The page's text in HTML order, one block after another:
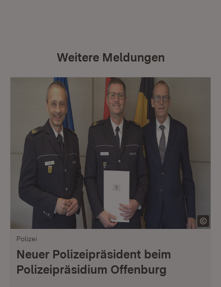
Weitere Meldungen
Polizei
Neuer Polizeipräsident beim
Polizeipräsidium Offenburg